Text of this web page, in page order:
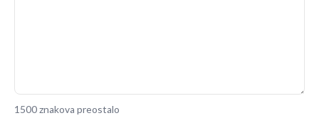
1500 znakova preostalo